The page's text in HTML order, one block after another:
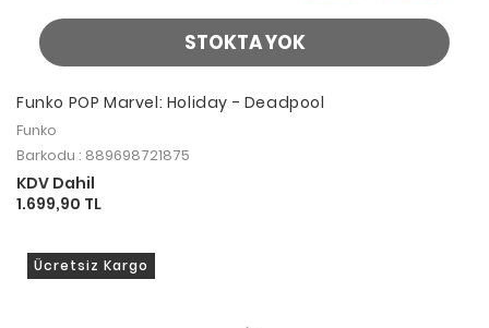
STOKTA YOK
Funko POP Marvel: Holiday - Deadpool
Funko
Barkodu : 889698721875
KDV Dahil
1.699,90 TL
Ücretsiz Kargo